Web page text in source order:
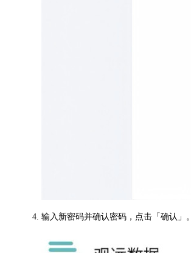
输入新密码并确认密码，点击「确认」。